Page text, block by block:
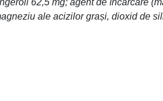
ale acizilor grași, dioxid de